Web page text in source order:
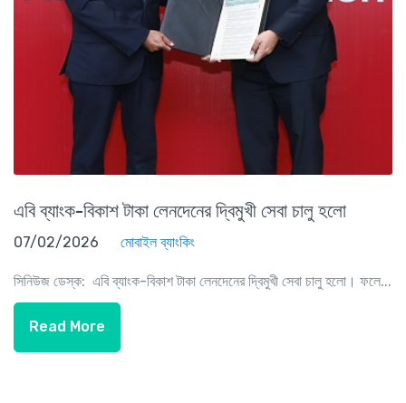
এবি ব্যাংক-বিকাশ টাকা লেনদেনের দ্বিমুখী সেবা চালু হলো
07/02/2026 মোবাইল ব্যাংকিং
সিনিউজ ডেস্ক: এবি ব্যাংক-বিকাশ টাকা লেনদেনের দ্বিমুখী সেবা চালু হলো। ফলে...
Read More